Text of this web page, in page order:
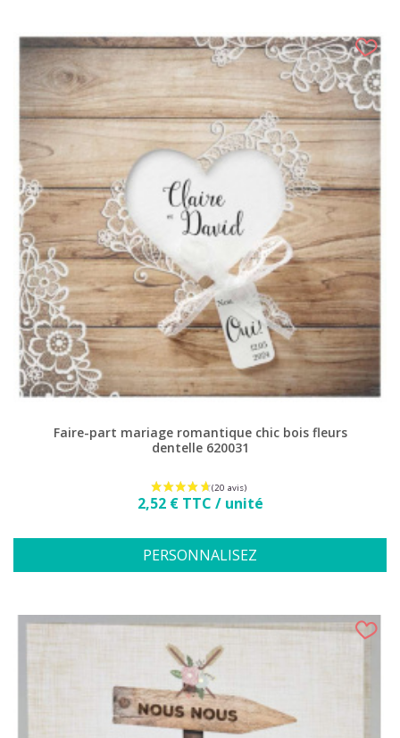
Faire-part mariage romantique chic bois fleurs
dentelle 620031
Prix
2,52 € TTC / unité
PERSONNALISEZ